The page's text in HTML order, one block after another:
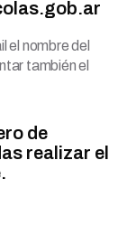
el nombre del
también el
de
realizar el